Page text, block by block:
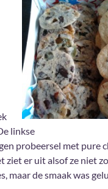
linkse
probeersel met pure
ziet er uit alsof ze niet
maar de smaak was